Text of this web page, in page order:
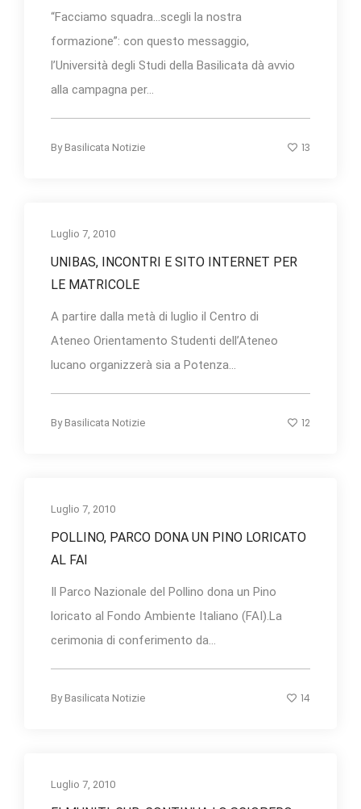
“Facciamo squadra…scegli la nostra
formazione”: con questo messaggio,
l’Università degli Studi della Basilicata dà avvio
alla campagna per...
By Basilicata Notizie 13
Luglio 7, 2010
UNIBAS, INCONTRI E SITO INTERNET PER
LE MATRICOLE
A partire dalla metà di luglio il Centro di
Ateneo Orientamento Studenti dell’Ateneo
lucano organizzerà sia a Potenza...
By Basilicata Notizie 12
Luglio 7, 2010
POLLINO, PARCO DONA UN PINO LORICATO
AL FAI
Il Parco Nazionale del Pollino dona un Pino
loricato al Fondo Ambiente Italiano (FAI).La
cerimonia di conferimento da...
By Basilicata Notizie 14
Luglio 7, 2010